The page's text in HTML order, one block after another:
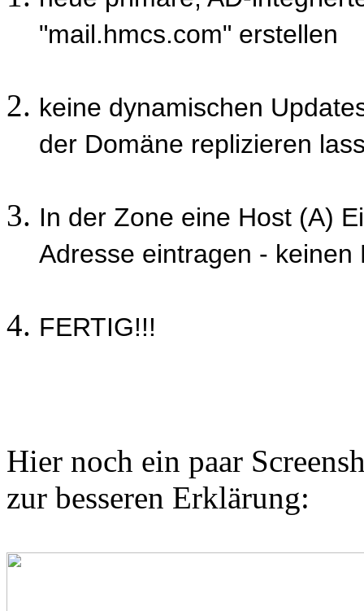
"mail.hmcs.com" erstellen
keine dynamischen
der Domäne replizieren
In der Zone eine Host (A)
Adresse eintragen - keinen
FERTIG!!!
Hier noch ein paar
zur besseren Erklärung: